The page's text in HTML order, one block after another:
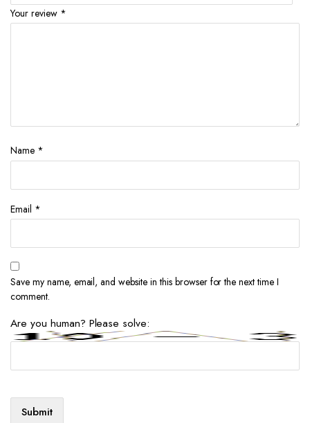
Your review *
Name *
Email *
Save my name, email, and website in this browser for the next time I
comment.
Are you human? Please solve: